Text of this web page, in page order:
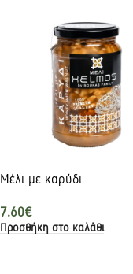
Μέλι με καρύδι
7.60€
Προσθήκη στο καλάθι